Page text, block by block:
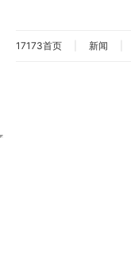
17173首页 新闻